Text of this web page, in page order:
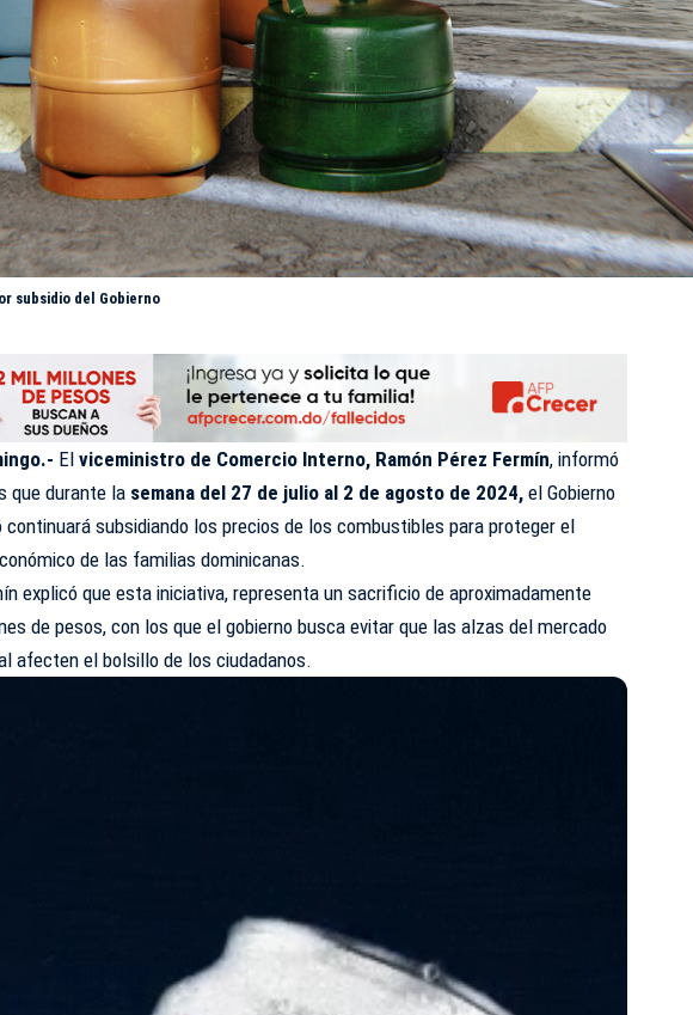
subsidio del Gobierno
Elviceministro de Comercio Interno, Ramón Pérez Fermín, informó
que durante la semana del 27 de julio al 2 de agosto de 2024, el Gobierno
continuará subsidiando los precios de los combustibles para proteger el
de las familias dominicanas.
explicó que esta iniciativa, representa un sacrificio de aproximadamente
de pesos, con los que el gobierno busca evitar que las alzas del mercado
afecten el bolsillo de los ciudadanos.